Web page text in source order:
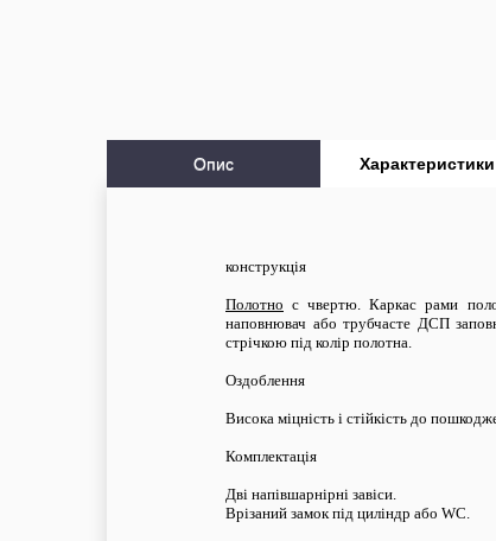
Опис Характеристики
конструкція
Полотно c чвертю. Каркас рами
наповнювач або трубчасте ДСП
стрічкою під колір полотна.
Оздоблення
Висока міцність і стійкість до
Комплектація
Дві напівшарнірні завіси.
Врізаний замок під циліндр або WC.